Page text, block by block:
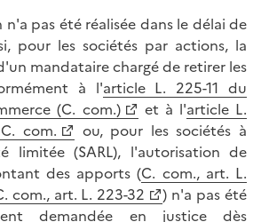
pas été réalisée dans le délai de
pour les sociétés par actions, la
mandataire chargé de retirer les
à l'article L. 225-11 du
(C. com.)
et à l'article L.
com.
ou, pour les sociétés à
limitée (SARL), l'autorisation de
des apports (C. com., art. L.
com., art. L. 223-32
) n'a pas été
demandée en justice dès